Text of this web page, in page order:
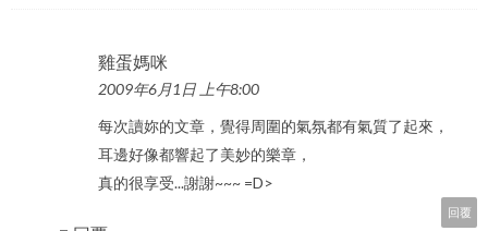
雞蛋媽咪
2009年6月1日 上午8:00
每次讀妳的文章，覺得周圍的氣氛都有氣質了起來，
耳邊好像都響起了美妙的樂章，
真的很享受...謝謝~~~ =D>
回覆